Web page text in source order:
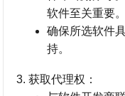
软件至关重要。
确保所选软件
持。
获取代理权 ：